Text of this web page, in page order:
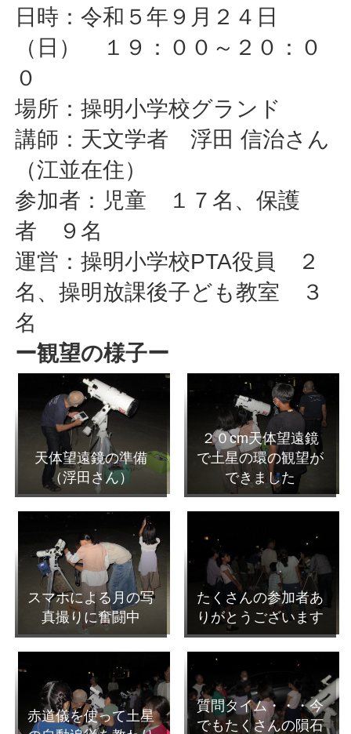
日時：令和５年９月２４日
（日） １９：００～２０：０
０
場所：操明小学校グランド
講師：天文学者 浮田 信治さん
（江並在住）
参加者：児童 １７名、保護
者 ９名
運営：操明小学校PTA役員 ２
名、操明放課後子ども教室 ３
名
ー観望の様子ー
天体望遠鏡の準備
（浮田さん）
２０cm天体望遠鏡
で土星の環の観望が
できました
スマホによる月の写
真撮りに奮闘中
たくさんの参加者あ
りがとうございます
赤道儀を使って土星
質問タイム・・・今
でもたくさんの隕石